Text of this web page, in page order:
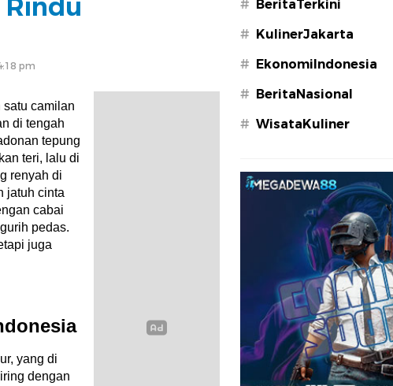
pm
satu camilan
di tengah
tepung
teri, lalu di
renyah di
jatuh cinta
cabai
pedas.
juga
yang di
dengan
# BeritaTerkini
# KulinerJakarta
# EkonomiIndonesia
# BeritaNasional
# WisataKuliner